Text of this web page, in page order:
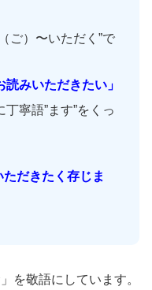
ご）〜いただく”で
読みいただきたい」
寧語”ます”をくっ
ただきたく存じま
を敬語にしています。